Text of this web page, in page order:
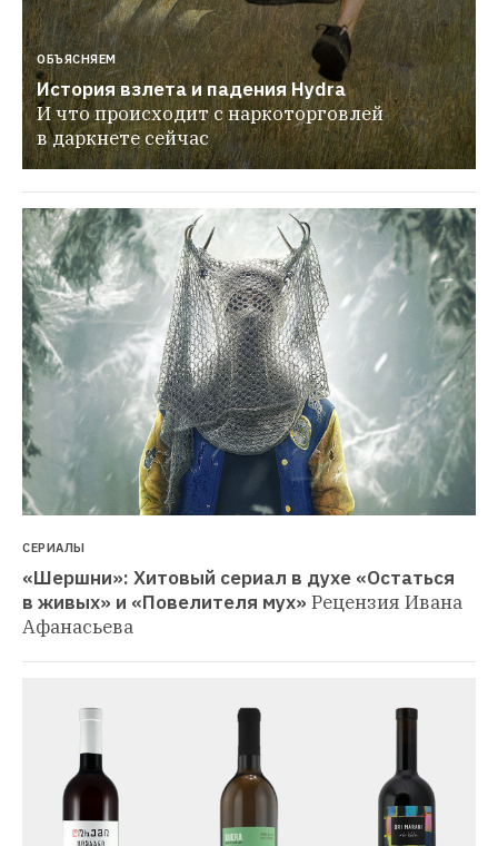
ОБЪЯСНЯЕМ
История взлета и падения Hydra
И что происходит с наркоторговлей
в даркнете сейчас
СЕРИАЛЫ
«Шершни»: Хитовый сериал в духе «Остаться
в живых» и «Повелителя мух» Рецензия Ивана
Афанасьева